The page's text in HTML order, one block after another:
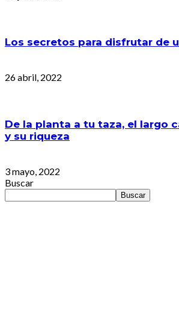
Los secretos para disfrutar de
26 abril, 2022
De la planta a tu taza, el largo
y su riqueza
3 mayo, 2022
Buscar
Buscar